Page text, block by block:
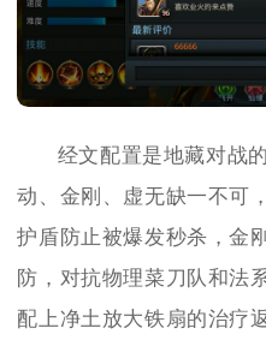
经文配置是地藏对战
动、金刚、虚无缺一不可
护盾防止被爆发秒杀，金
防，对抗物理菜刀队和法
配上净土放大铁扇的治疗